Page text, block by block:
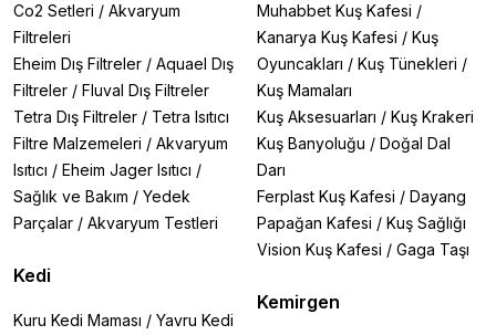
Co2 Setleri / Akvaryum
Filtreleri
Eheim Dış Filtreler / Aquael Dış
Filtreler / Fluval Dış Filtreler
Tetra Dış Filtreler / Tetra Isıtıcı
Filtre Malzemeleri / Akvaryum
Isıtıcı / Eheim Jager Isıtıcı /
Sağlık ve Bakım / Yedek
Parçalar / Akvaryum Testleri
Kedi
Kuru Kedi Maması / Yavru Kedi
Muhabbet Kuş Kafesi /
Kanarya Kuş Kafesi / Kuş
Oyuncakları / Kuş Tünekleri /
Kuş Mamaları
Kuş Aksesuarları / Kuş Krakeri
Kuş Banyoluğu / Doğal Dal
Darı
Ferplast Kuş Kafesi / Dayang
Papağan Kafesi / Kuş Sağlığı
Vision Kuş Kafesi / Gaga Taşı
Kemirgen